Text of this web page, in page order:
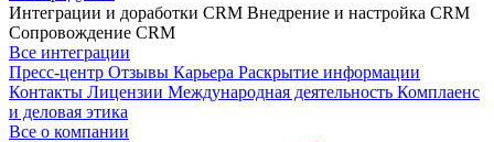
Интеграции и доработки CRM Внедрение и настройка CRM
Сопровождение CRM
Все интеграции
Пресс-центр Отзывы Карьера Раскрытие информации
Контакты Лицензии Международная деятельность Комплаенс
и деловая этика
Все о компании